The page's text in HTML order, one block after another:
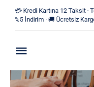
content
💳 Kredi Kartına 12 Taksit ·
%5 İndirim · 🚚 Ücretsiz
Toggle
Navigation
Anasayfa